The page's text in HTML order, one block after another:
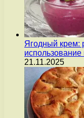
Ягодный крем:
использование
21.11.2025